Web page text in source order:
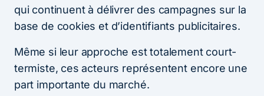
qui continuent à délivrer des campagnes sur la
base de cookies et d’identifiants publicitaires.
Même si leur approche est totalement court-
termiste, ces acteurs représentent encore une
part importante du marché.